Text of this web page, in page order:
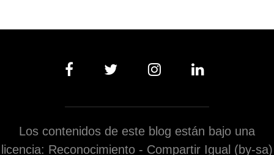
Los contenidos de este blog están bajo una
licencia: Reconocimiento - Compartir Igual (by-sa)